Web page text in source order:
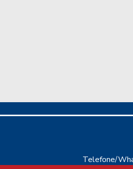
Telefone/